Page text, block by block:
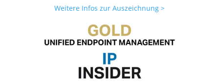
Weitere Infos zur Auszeichnung >